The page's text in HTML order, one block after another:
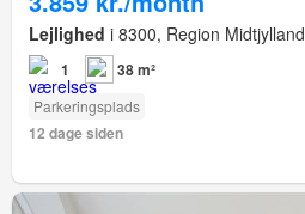
Lejlighed i 8300, Region Midtjylland
1 38 m²
Parkeringsplads
12 dage siden